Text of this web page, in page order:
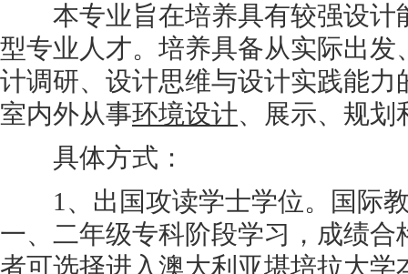
本专业旨在培养具有较强设计
型专业人才。培养具备从实际出发
计调研、设计思维与设计实践能力
室内外从事环境设计、展示、规划
具体方式：
1、出国攻读学士学位。国际教
一、二年级专科阶段学习，成绩
者可选择进入澳大利亚堪培拉大学